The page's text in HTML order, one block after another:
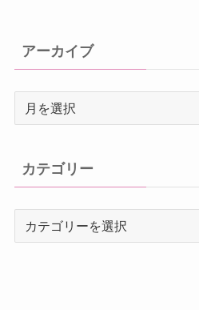
アーカイブ
ブ
カテゴリー